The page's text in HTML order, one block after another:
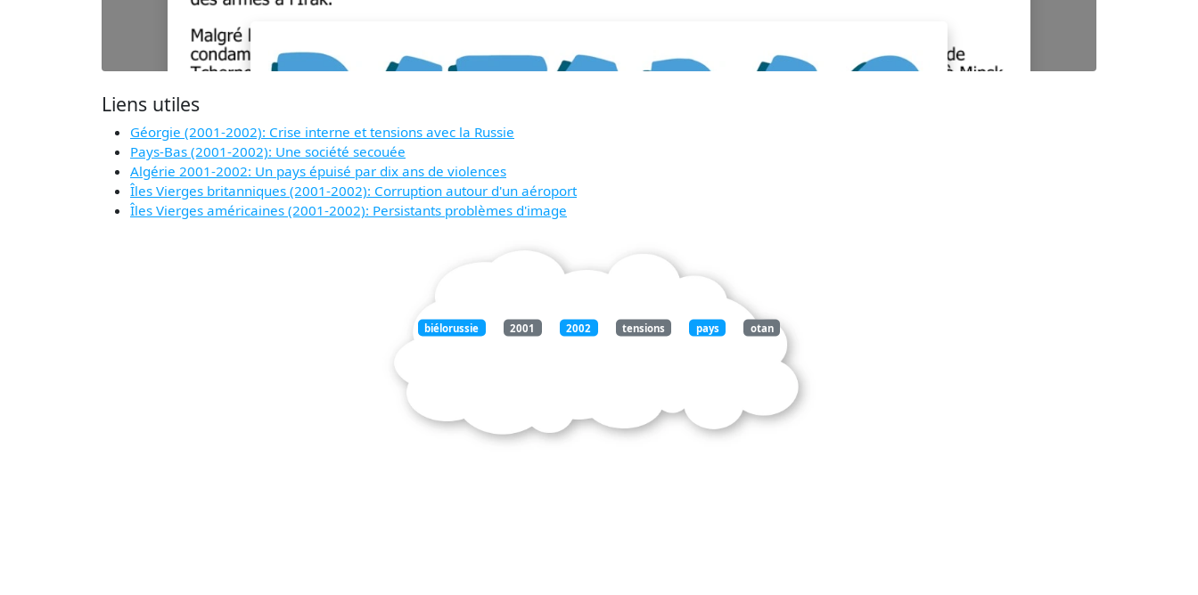
Liens utiles
Géorgie (2001-2002): Crise interne et tensions avec la Russie
Pays-Bas (2001-2002): Une société secouée
Algérie 2001-2002: Un pays épuisé par dix ans de violences
Îles Vierges britanniques (2001-2002): Corruption autour d'un aéroport
Îles Vierges américaines (2001-2002): Persistants problèmes d'image
biélorussie 2001 2002 tensions pays otan